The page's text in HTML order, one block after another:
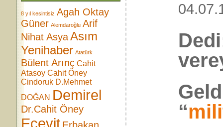
8 yıl kesintisiz Agah Oktay
Güner Alemdaroğlu Arif
Nihat AsyaAsım
Yenihaber Atatürk
Bülent Arınç Cahit
Atasoy Cahit Öney
Cindoruk D.Mehmet
DOĞAN Demirel
Dr.Cahit Öney
Ecevit
“